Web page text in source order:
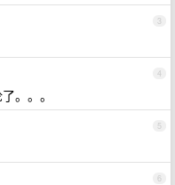
3
4
。。。
5
6